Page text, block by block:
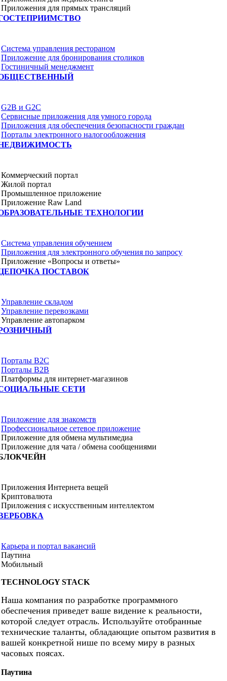
Приложения для прямых трансляций
Система управления рестораном
Приложение для бронирования столиков
Гостиничный менеджмент
G2B и G2C
Сервисные приложения для умного города
Приложения для обеспечения безопасности граждан
Порталы электронного налогообложения
Коммерческий портал
Жилой портал
Промышленное приложение
Приложение Raw Land
ТЕХНОЛОГИИ
Система управления обучением
Приложения для электронного обучения по запросу
Приложение «Вопросы и ответы»
ПОСТАВОК
Управление складом
Управление перевозками
Управление автопарком
Порталы B2C
Порталы B2B
Платформы для интернет-магазинов
СЕТИ
Приложение для знакомств
Профессиональное сетевое приложение
Приложение для обмена мультимедиа
Приложение для чата / обмена сообщениями
Приложения Интернета вещей
Криптовалюта
Приложения с искусственным интеллектом
Карьера и портал вакансий
Паутина
Мобильный
TECHNOLOGY STACK
Наша компания по разработке программного
обеспечения приведет ваше видение к реальности,
которой следует отрасль. Используйте отобранные
технические таланты, обладающие опытом развития в
вашей конкретной нише по всему миру в разных
часовых поясах.
Паутина